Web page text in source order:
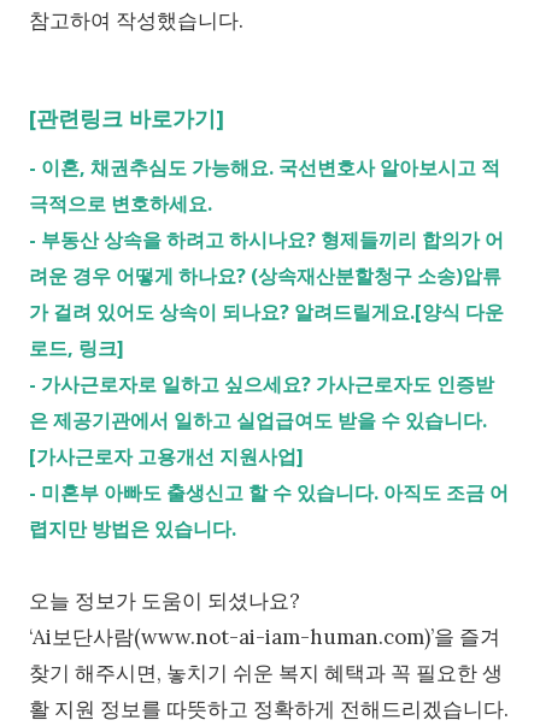
참고하여 작성했습니다.
[관련링크 바로가기]
- 이혼, 채권추심도 가능해요. 국선변호사 알아보시고 적
극적으로 변호하세요.
- 부동산 상속을 하려고 하시나요? 형제들끼리 합의가 어
려운 경우 어떻게 하나요? (상속재산분할청구 소송)압류
가 걸려 있어도 상속이 되나요? 알려드릴게요.[양식 다운
로드, 링크]
- 가사근로자로 일하고 싶으세요? 가사근로자도 인증받
은 제공기관에서 일하고 실업급여도 받을 수 있습니다.
[가사근로자 고용개선 지원사업]
- 미혼부 아빠도 출생신고 할 수 있습니다. 아직도 조금 어
렵지만 방법은 있습니다.
오늘 정보가 도움이 되셨나요?
‘Ai보단사람(www.not-ai-iam-human.com)’을 즐겨
찾기 해주시면, 놓치기 쉬운 복지 혜택과 꼭 필요한 생
활 지원 정보를 따뜻하고 정확하게 전해드리겠습니다.